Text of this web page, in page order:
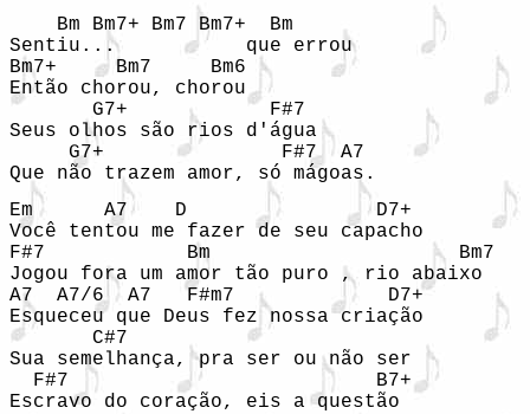
    Bm Bm7+ Bm7 Bm7+  Bm
Sentiu...           que errou
Bm7+     Bm7     Bm6
Então chorou, chorou
       G7+            F#7
Seus olhos são rios d'água
     G7+               F#7  A7
Que não trazem amor, só mágoas.
Em      A7    D                D7+
Você tentou me fazer de seu capacho
F#7            Bm                     Bm7
Jogou fora um amor tão puro , rio abaixo
A7  A7/6  A7   F#m7             D7+
Esqueceu que Deus fez nossa criação
       C#7
Sua semelhança, pra ser ou não ser
  F#7                          B7+
Escravo do coração, eis a questão